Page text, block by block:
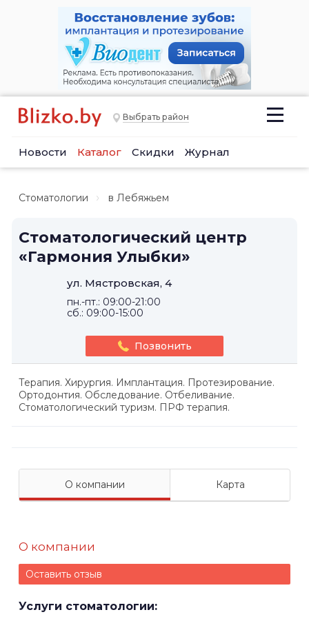
Выбрать район
Новости Каталог Скидки Журнал
Стоматологии в Лебяжьем
Стоматологический центр
«Гармония Улыбки»
ул. Мястровская, 4
пн.-пт.: 09:00-21:00
сб.: 09:00-15:00
Позвонить
Терапия. Хирургия. Имплантация. Протезирование.
Ортодонтия. Обследование. Отбеливание.
Стоматологический туризм. ПРФ терапия.
О компании Карта
О компании
Оставить отзыв
Услуги стоматологии: